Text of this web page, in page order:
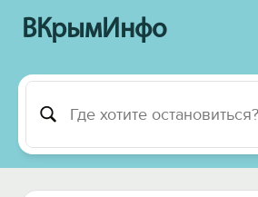
ВКрымИнфо